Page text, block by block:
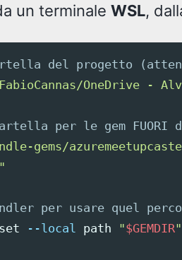
un terminale WSL,
del progetto
OneDrive -
per le gem FUORI
gems/
per usare quel
set --local path "$GEMDIR"